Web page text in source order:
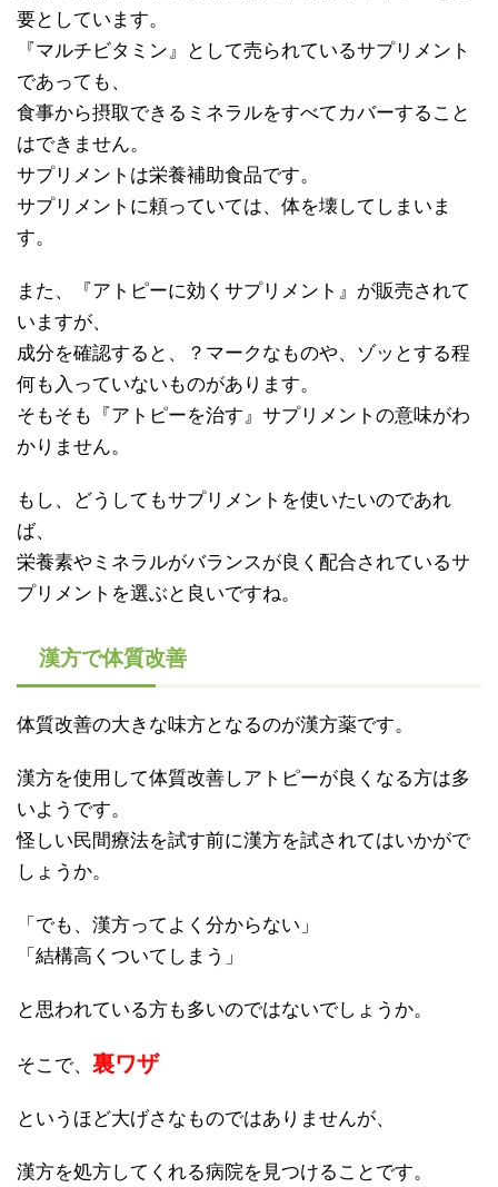
要としています。
『マルチビタミン』として売られているサプリメント
であっても、
食事から摂取できるミネラルをすべてカバーすること
はできません。
サプリメントは栄養補助食品です。
サプリメントに頼っていては、体を壊してしまいま
す。
また、『アトピーに効くサプリメント』が販売されて
いますが、
成分を確認すると、？マークなものや、ゾッとする程
何も入っていないものがあります。
そもそも『アトピーを治す』サプリメントの意味がわ
かりません。
もし、どうしてもサプリメントを使いたいのであれ
ば、
栄養素やミネラルがバランスが良く配合されているサ
プリメントを選ぶと良いですね。
漢方で体質改善
体質改善の大きな味方となるのが漢方薬です。
漢方を使用して体質改善しアトピーが良くなる方は多
いようです。
怪しい民間療法を試す前に漢方を試されてはいかがで
しょうか。
「でも、漢方ってよく分からない」
「結構高くついてしまう」
と思われている方も多いのではないでしょうか。
そこで、 裏ワザ
というほど大げさなものではありませんが、
漢方を処方してくれる病院を見つけることです。